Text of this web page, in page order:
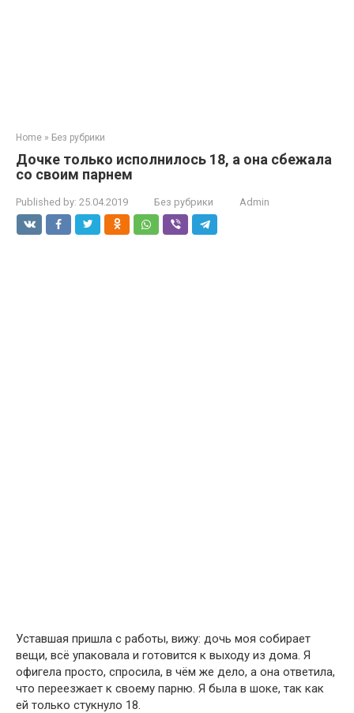
Home » Без рубрики
Дочке только исполнилось 18, а она сбежала
со своим парнем
Published by: 25.04.2019 Без рубрики Admin
Уставшая пришла с работы, вижу: дочь моя собирает
вещи, всё упаковала и готовится к выходу из дома. Я
офигела просто, спросила, в чём же дело, а она ответила,
что переезжает к своему парню. Я была в шоке, так как
ей только стукнуло 18.